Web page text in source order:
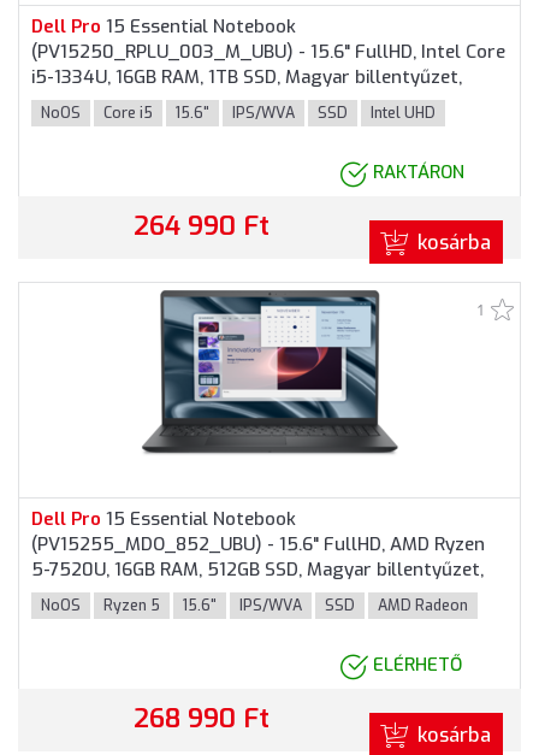
Dell Pro 15 Essential Notebook
(PV15250_RPLU_003_M_UBU) - 15.6" FullHD, Intel Core
i5-1334U, 16GB RAM, 1TB SSD, Magyar billentyűzet,
Operációs rendszer nélkül, 3 év garancia, Platinaezüst
színben
NoOS Core i5 15.6" IPS/WVA SSD Intel UHD
RAKTÁRON
264 990 Ft kosárba
1
Dell Pro 15 Essential Notebook
(PV15255_MDO_852_UBU) - 15.6" FullHD, AMD Ryzen
5-7520U, 16GB RAM, 512GB SSD, Magyar billentyűzet,
Operációs rendszer nélkül, 3 év garancia, Fekete
színben
NoOS Ryzen 5 15.6" IPS/WVA SSD AMD Radeon
ELÉRHETŐ
268 990 Ft kosárba